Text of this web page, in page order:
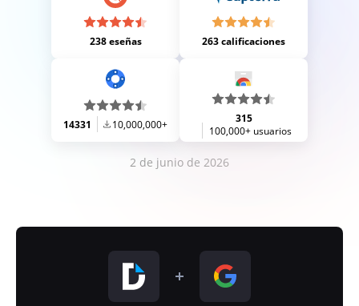
238 eseñas 263 calificaciones
14331 10,000,000+
315
100,000+ usuarios
2 de junio de 2026